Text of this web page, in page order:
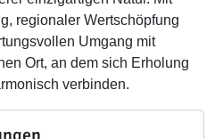
regionaler Wertschöpfung
Umgang mit
Ort, an dem sich Erholung
verbinden.